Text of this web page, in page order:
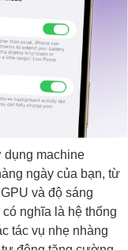
dụng machine
ngày của bạn, từ
và độ sáng
nghĩa là hệ thống
tác vụ nhẹ nhàng